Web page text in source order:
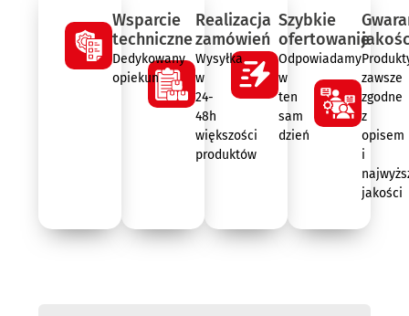
Wsparcie
techniczne
Dedykowany
opiekun
Realizacja
zamówień
Wysyłka
w
24-
48h
większości
produktów
Szybkie
ofertowanie
Odpowiadamy
w
ten
sam
dzień
zawsze
zgodne
z
opisem
i
jakości